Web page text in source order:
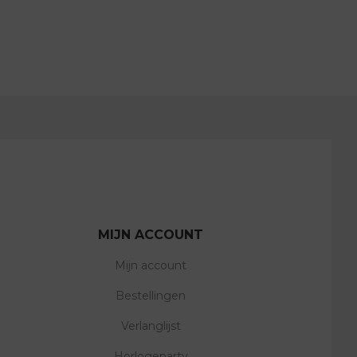
MIJN ACCOUNT
Mijn account
Bestellingen
Verlanglijst